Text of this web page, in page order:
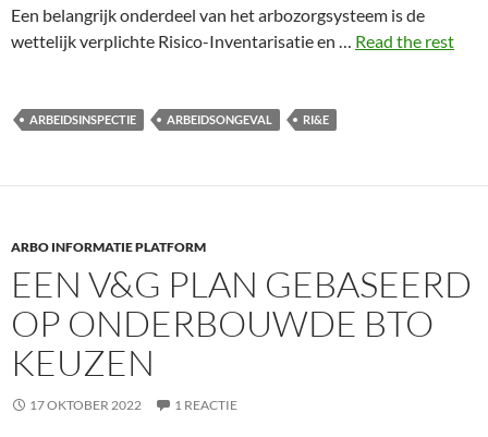
Een belangrijk onderdeel van het arbozorgsysteem is de
wettelijk verplichte Risico-Inventarisatie en … Read the rest
ARBEIDSINSPECTIE ARBEIDSONGEVAL RI&E
ARBO INFORMATIE PLATFORM
EEN V&G PLAN GEBASEERD
OP ONDERBOUWDE BTO
KEUZEN
17 OKTOBER 2022 1 REACTIE